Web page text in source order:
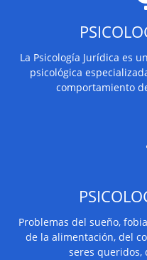
La Psicología Jurídica es
psicológica
comportamiento
Problemas del sueño,
de la alimentación, del
seres queridos,